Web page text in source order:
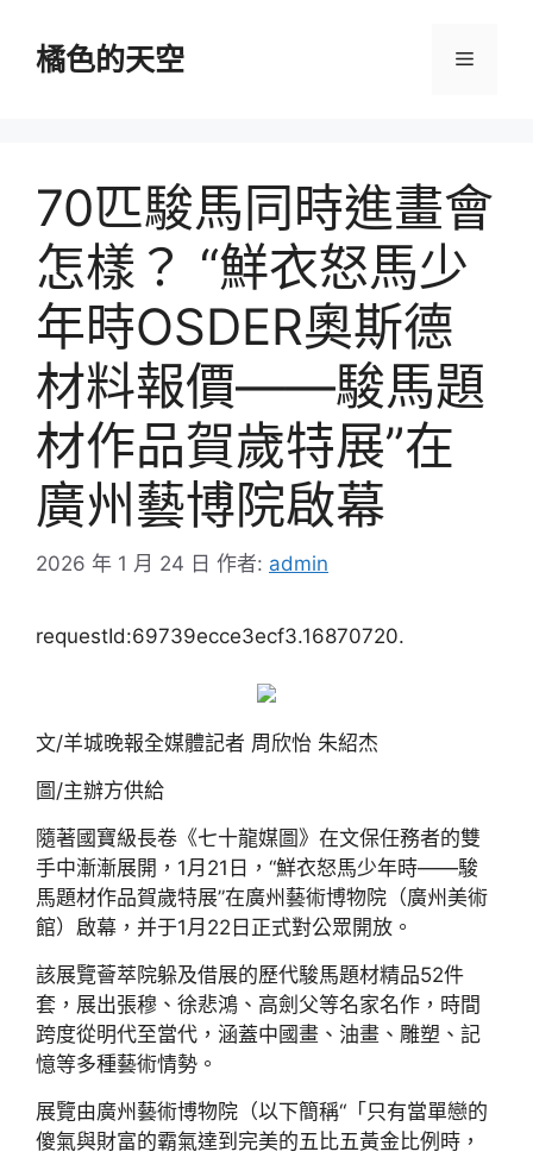
橘色的天空 選
70匹駿馬同時進畫會
怎樣？ “鮮衣怒馬少
年時OSDER奧斯德
材料報價——駿馬題
材作品賀歲特展”在
廣州藝博院啟幕
2026 年 1 月 24 日 作者: admin
requestId:69739ecce3ecf3.16870720.
文/羊城晚報全媒體記者 周欣怡 朱紹杰
圖/主辦方供給
隨著國寶級長卷《七十龍媒圖》在文保任務者的雙
手中漸漸展開，1月21日，“鮮衣怒馬少年時——駿
馬題材作品賀歲特展”在廣州藝術博物院（廣州美術
館）啟幕，并于1月22日正式對公眾開放。
該展覽薈萃院躲及借展的歷代駿馬題材精品52件
套，展出張穆、徐悲鴻、高劍父等名家名作，時間
跨度從明代至當代，涵蓋中國畫、油畫、雕塑、記
憶等多種藝術情勢。
展覽由廣州藝術博物院（以下簡稱“「只有當單戀的
傻氣與財富的霸氣達到完美的五比五黃金比例時，